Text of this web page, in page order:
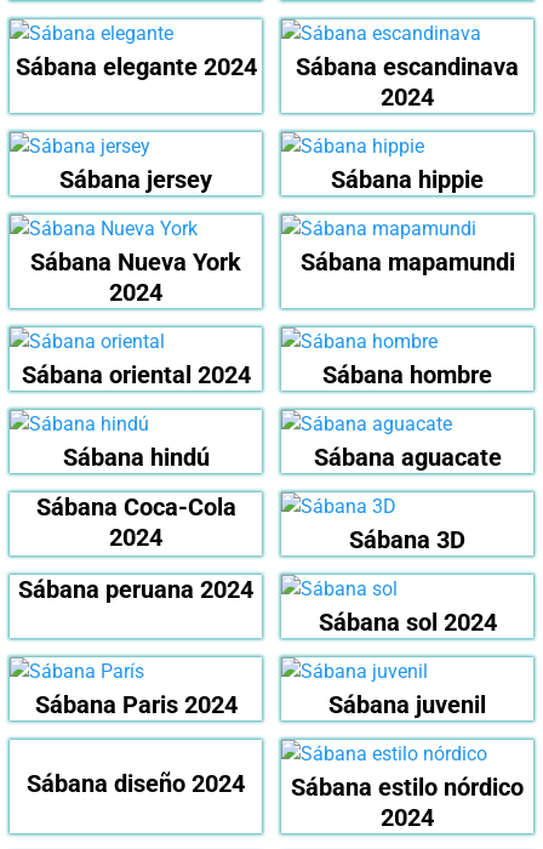
Sábana elegante 2024
Sábana escandinava
2024
Sábana jersey Sábana hippie
Sábana Nueva York
2024
Sábana mapamundi
Sábana oriental 2024 Sábana hombre
Sábana hindú
Sábana aguacate
Sábana Coca-Cola
2024
Sábana 3D
Sábana peruana 2024
Sábana sol 2024
Sábana Paris 2024 Sábana juvenil
Sábana diseño 2024
Sábana estilo nórdico
2024